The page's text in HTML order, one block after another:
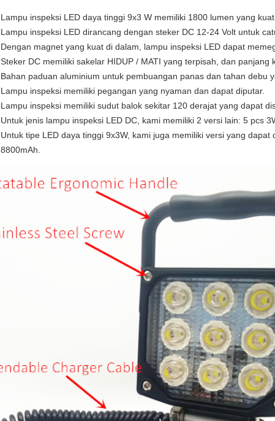
Lampu inspeksi LED daya tinggi 9x3 W memiliki 1800 lumen yang
Lampu inspeksi LED dirancang dengan steker DC 12-24 Volt untuk
Dengan magnet yang kuat di dalam, lampu inspeksi LED dapat
Steker DC memiliki sakelar HIDUP / MATI yang terpisah, dan
Bahan paduan aluminium untuk pembuangan panas dan tahan debu
Lampu inspeksi memiliki pegangan yang nyaman dan dapat diputar.
Lampu inspeksi memiliki sudut balok sekitar 120 derajat yang dapat
Untuk jenis lampu inspeksi LED DC, kami memiliki 2 versi lain: 5 pcs
Untuk tipe LED daya tinggi 9x3W, kami juga memiliki versi yang
8800mAh.